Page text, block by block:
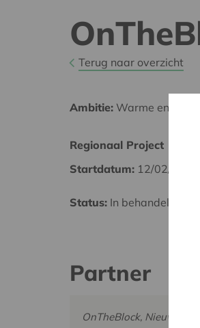
Terug naar overzicht
Ambitie: Warme en
Regionaal Project
Startdatum: 12/02/2026
Status: In behandeling
Partner
OnTheBlock,